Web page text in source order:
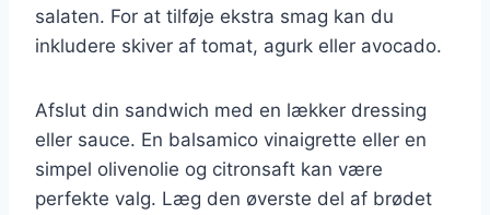
salaten. For at tilføje ekstra smag kan du
inkludere skiver af tomat, agurk eller avocado.
Afslut din sandwich med en lækker dressing
eller sauce. En balsamico vinaigrette eller en
simpel olivenolie og citronsaft kan være
perfekte valg. Læg den øverste del af brødet